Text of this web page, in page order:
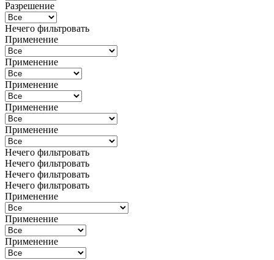
Разрешение
Нечего фильтровать
Применение
Применение
Применение
Применение
Применение
Нечего фильтровать
Нечего фильтровать
Нечего фильтровать
Нечего фильтровать
Применение
Применение
Применение